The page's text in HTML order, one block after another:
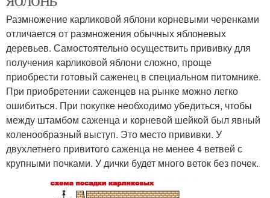
Размножение карликовой яблони корневыми черенками
отличается от размножения обычных яблоневых
деревьев. Самостоятельно осуществить прививку для
получения карликовой яблони сложно, проще
приобрести готовый саженец в специальном питомнике.
При приобретении саженцев на рынке можно легко
ошибиться. При покупке необходимо убедиться, чтобы
между штамбом саженца и корневой шейкой был явный
коленообразный выступ. Это место прививки. У
двухлетнего привитого саженца не менее 4 ветвей с
крупными почками. У дички будет много веток без почек.